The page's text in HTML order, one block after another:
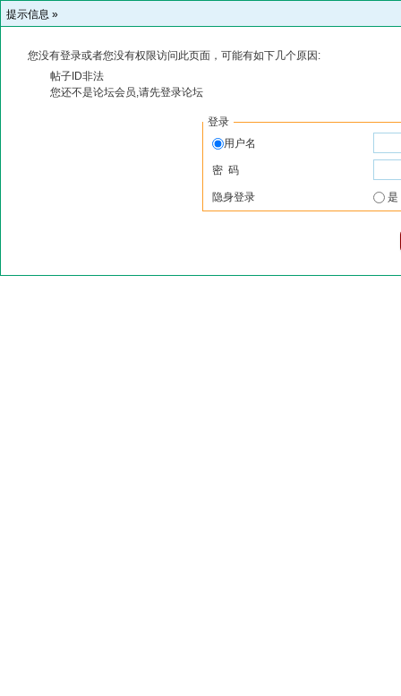
提示信息 »
您没有登录或者您没有权限访问此页面，可能有如下几个原因:
帖子ID非法
您还不是论坛会员,请先登录论坛
登录
用户名
密 码
隐身登录